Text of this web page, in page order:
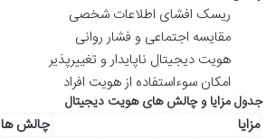
ریسک افشای اطلاعات شخصی
مقایسه اجتماعی و فشار روانی
هویت دیجیتال ناپایدار و تغییرپذیر
امکان سوءاستفاده از هویت افراد
جدول مزایا و چالش های هویت دیجیتال
مزایا
چالش ها